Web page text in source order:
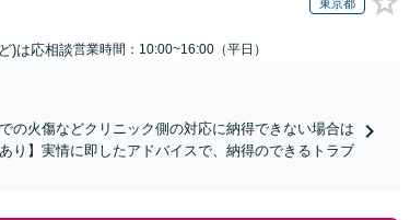
東京都
)は応相談営業時間：10:00~16:00（平日）
の火傷などクリニック側の対応に納得できない場合は
り】実情に即したアドバイスで、納得のできるトラブ